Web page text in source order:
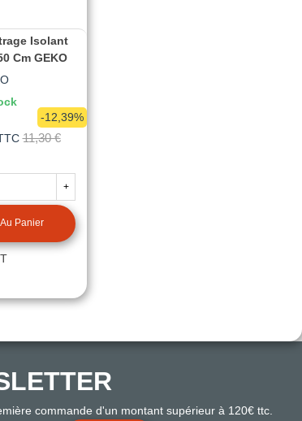
Isolant
Cm GEKO
11,30 €
-12,39%
+
Panier
commande d'un montant supérieur à 120€ ttc.